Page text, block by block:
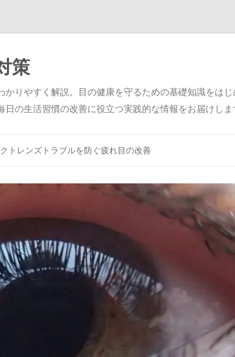
策
りやすく解説。目の健康を守るための基礎知識をは
の生活習慣の改善に役立つ実践的な情報をお届けしま
トレンズトラブルを防ぐ疲れ目の改善